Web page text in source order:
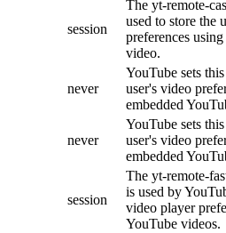
session
The yt-remote-
used to store the
preferences
video.
never
YouTube sets
user's video
embedded
never
YouTube sets
user's video
embedded
session
The yt-remote-
is used by
video player
YouTube videos.